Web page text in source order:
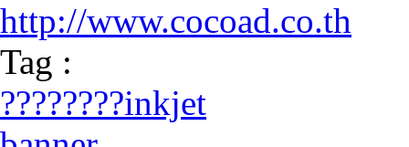
http://www.cocoad.co.th
Tag :
????????inkjet